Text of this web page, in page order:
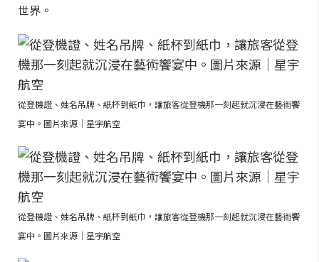
世界。
從登機證、姓名吊牌、紙杯到紙巾，讓旅客從登機那一刻起就沉浸在藝術饗
宴中。圖片來源｜星宇航空
從登機證、姓名吊牌、紙杯到紙巾，讓旅客從登機那一刻起就沉浸在藝術饗
宴中。圖片來源｜星宇航空